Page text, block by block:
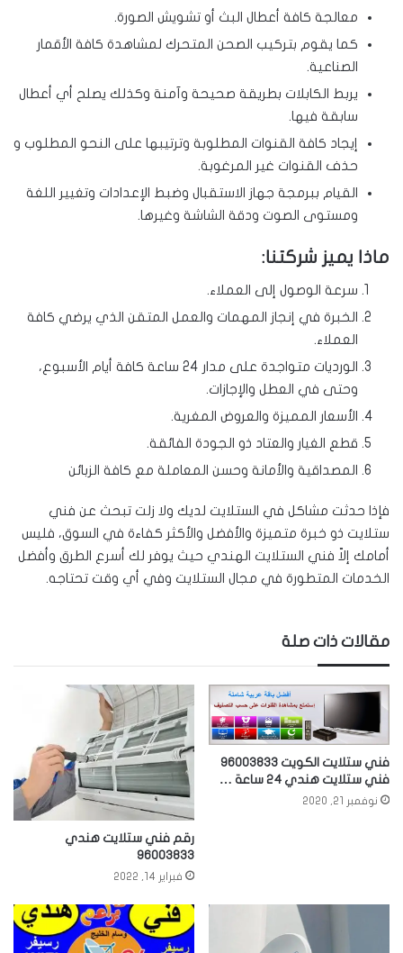
معالجة كافة أعطال البث أو تشويش الصورة.
كما يقوم بتركيب الصحن المتحرك لمشاهدة كافة الأقمار
الصناعية.
يربط الكابلات بطريقة صحيحة وآمنة وكذلك يصلح أي أعطال
سابقة فيها.
إيجاد كافة القنوات المطلوبة وترتيبها على النحو المطلوب و
حذف القنوات غير المرغوبة.
القيام ببرمجة جهاز الاستقبال وضبط الإعدادات وتغيير اللغة
ومستوى الصوت ودقة الشاشة وغيرها.
ماذا يميز شركتنا:
سرعة الوصول إلى العملاء.
الخبرة في إنجاز المهمات والعمل المتقن الذي يرضي كافة
العملاء.
الورديات متواجدة على مدار 24 ساعة كافة أيام الأسبوع،
وحتى في العطل والإجازات.
الأسعار المميزة والعروض المغرية.
قطع الغيار والعتاد ذو الجودة الفائقة.
المصداقية والأمانة وحسن المعاملة مع كافة الزبائن
فإذا حدثت مشاكل في الستلايت لديك ولا زلت تبحث عن فني
ستلايت ذو خبرة متميزة والأفضل والأكثر كفاءة في السوق، فليس
أمامك إلاّ فني الستلايت الهندي حيث يوفر لك أسرع الطرق وأفضل
الخدمات المتطورة في مجال الستلايت وفي أي وقت تحتاجه.
مقالات ذات صلة
فني ستلايت الكويت 96003833
فني ستلايت هندي 24 ساعة …
نوفمبر 21, 2020
رقم فني ستلايت هندي
96003833
فبراير 14, 2022